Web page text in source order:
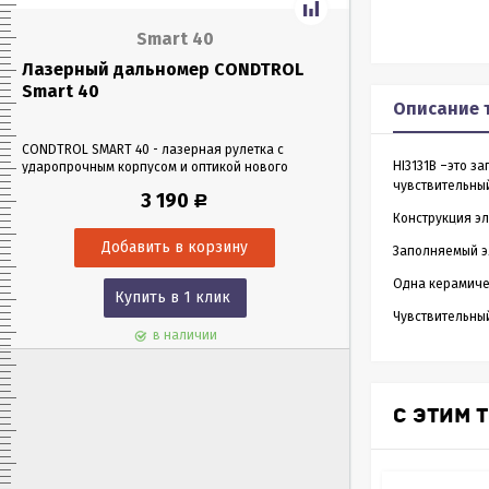
Smart 40
Лазерный дальномер CONDTROL
Smart 40
CONDTROL SMART 40 - лазерная рулетка с
ударопрочным корпусом и оптикой нового
в любых условиях освещения. Позволяет
помещениях на расстоянии до 40 м.
3 190 Р
Купить в 1 клик
в наличии
эргономичном
Лазерная
измерения –
Описание
HI3131B –это
Конструкция
Заполняемый
Одна
С ЭТИМ